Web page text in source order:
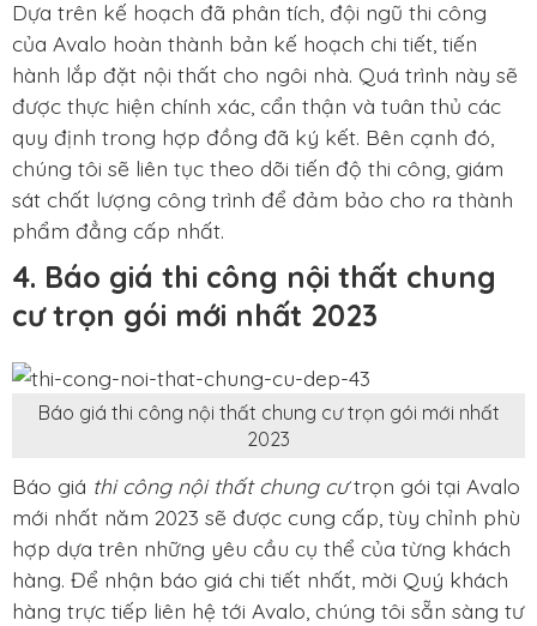
Dựa trên kế hoạch đã phân tích, đội ngũ thi công
của Avalo hoàn thành bản kế hoạch chi tiết, tiến
hành lắp đặt nội thất cho ngôi nhà. Quá trình này sẽ
được thực hiện chính xác, cẩn thận và tuân thủ các
quy định trong hợp đồng đã ký kết. Bên cạnh đó,
chúng tôi sẽ liên tục theo dõi tiến độ thi công, giám
sát chất lượng công trình để đảm bảo cho ra thành
phẩm đẳng cấp nhất.
4. Báo giá thi công nội thất chung
cư trọn gói mới nhất 2023
Báo giá thi công nội thất chung cư trọn gói mới nhất
2023
Báo giá thi công nội thất chung cưtrọn gói tại Avalo
mới nhất năm 2023 sẽ được cung cấp, tùy chỉnh phù
hợp dựa trên những yêu cầu cụ thể của từng khách
hàng. Để nhận báo giá chi tiết nhất, mời Quý khách
hàng trực tiếp liên hệ tới Avalo, chúng tôi sẵn sàng tư